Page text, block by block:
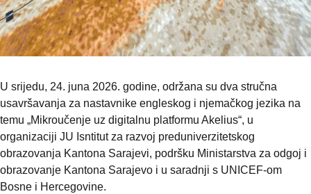
U srijedu, 24. juna 2026. godine, održana su dva stručna
usavršavanja za nastavnike engleskog i njemačkog jezika na
temu „Mikroučenje uz digitalnu platformu Akelius“, u
organizaciji JU Isntitut za razvoj preduniverzitetskog
obrazovanja Kantona Sarajevi, podršku Ministarstva za odgoj i
obrazovanje Kantona Sarajevo i u saradnji s UNICEF-om
Bosne i Hercegovine.